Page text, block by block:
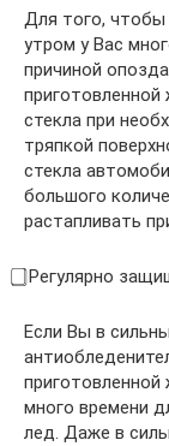
Для того, чтобы
утром у Вас
причиной
стекла при
тряпкой
стекла
большого
растапливать
⃣ Регулярно
Если Вы в
много времени
лед. Даже в